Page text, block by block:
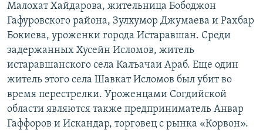
Малохат Хайдарова, жительница Бободжон
Гафуровского района, Зулхумор Джумаева и Рахбар
Бокиева, уроженки города Истаравшан. Среди
задержанных Хусейн Исломов, житель
истаравшанского села Калъачаи Араб. Еще один
житель этого села Шавкат Исломов был убит во
время перестрелки. Уроженцами Согдийской
области являются также предприниматель Анвар
Гаффоров и Искандар, торговец с рынка «Корвон».